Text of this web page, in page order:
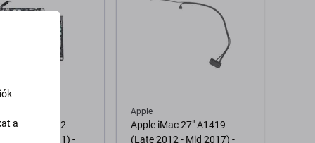
27" A1312
- Mid 2011) -
Apple
Apple iMac 27" A1419
(Late 2012 - Mid 2017) -
a